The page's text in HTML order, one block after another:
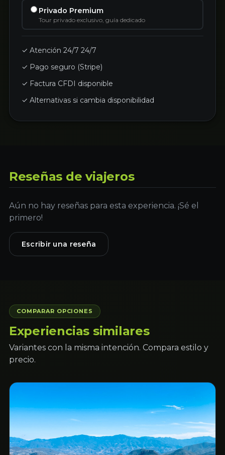
Privado Premium
Tour privado exclusivo, guía dedicado
✓ Atención 24/7 24/7
✓ Pago seguro (Stripe)
✓ Factura CFDI disponible
✓ Alternativas si cambia disponibilidad
Reseñas de viajeros
Aún no hay reseñas para esta experiencia. ¡Sé el
primero!
Escribir una reseña
COMPARAR OPCIONES
Experiencias similares
Variantes con la misma intención. Compara estilo y
precio.